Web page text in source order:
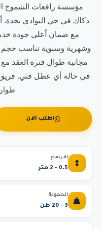
مؤسسة رافعات الشموخ
دكاك في حي البوادي بجدة.
مع ضمان أعلى جودة
وشهرية وسنوية تناسب حجم
مجانية طوال فترة العقد
اطلب الآن
الارتفاع
0.5 - 2 متر
الحمولة
3 - 20 طن